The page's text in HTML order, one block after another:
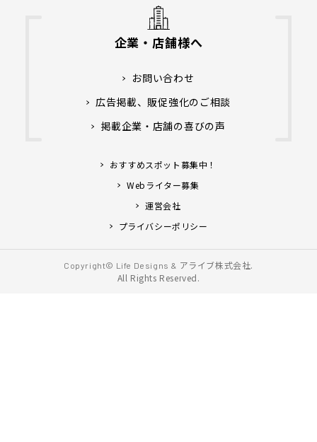
企業・店舗様へ
お問い合わせ
広告掲載、販促強化のご相談
掲載企業・店舗の喜びの声
おすすめスポット募集中！
Webライター募集
運営会社
プライバシーポリシー
Copyright© Life Designs & アライブ株式会社.
All Rights Reserved.